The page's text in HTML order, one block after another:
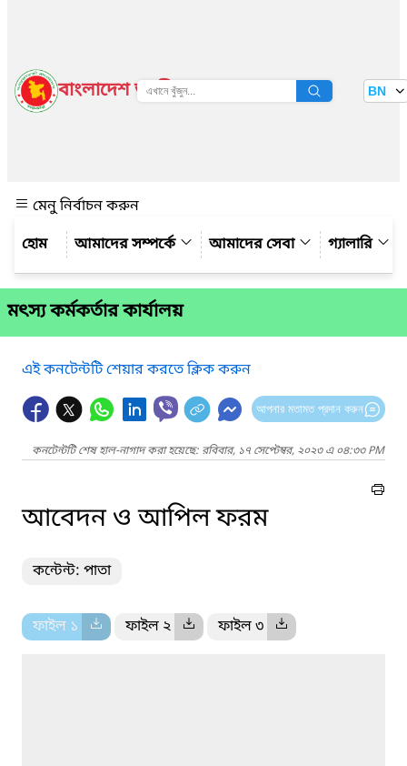
বাংলাদেশ জাতীয় তথ্য বাতায়ন BN
মেনু নির্বাচন করুন
আমাদের সম্পর্কে
আমাদের সেবা গ্যালারি
মৎস্য কর্মকর্তার কার্যালয়
এই কনটেন্টটি শেয়ার করতে ক্লিক করুন
আপনার মতামত প্রদান করুন
কনটেন্টটি শেষ হাল-নাগাদ করা হয়েছে: রবিবার, ১৭ সেপ্টেম্বর, ২০২৩ এ ০৪:৩৩ PM
আবেদন ও আপিল ফরম
কন্টেন্ট: পাতা
ফাইল ১ ফাইল ২ ফাইল ৩